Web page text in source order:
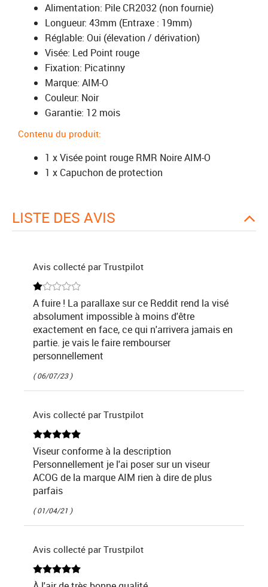
Alimentation: Pile CR2032 (non fournie)
Longueur: 43mm (Entraxe : 19mm)
Réglable: Oui (élevation / dérivation)
Visée: Led Point rouge
Fixation: Picatinny
Marque: AIM-O
Couleur: Noir
Garantie: 12 mois
Contenu du produit:
1 x Visée point rouge RMR Noire AIM-O
1 x Capuchon de protection
LISTE DES AVIS
Avis collecté par Trustpilot
A fuire ! La parallaxe sur ce Reddit rend la visé
absolument impossible à moins d'être
exactement en face, ce qui n'arrivera jamais en
partie. je vais le faire rembourser
personnellement
( 06/07/23 )
Avis collecté par Trustpilot
Viseur conforme à la description
Personnellement je l'ai poser sur un viseur
ACOG de la marque AIM rien à dire de plus
parfais
( 01/04/21 )
Avis collecté par Trustpilot